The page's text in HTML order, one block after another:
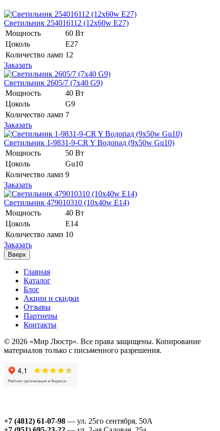
Светильник 254016112 (12x60w E27)
Мощность
60 Вт
Цоколь
E27
Количество ламп 12
Заказать
Светильник 2605/7 (7x40 G9)
Мощность
40 Вт
Цоколь
G9
Количество ламп 7
Заказать
Светильник 1-9831-9-CR Y Водопад (9x50w Gu10)
Мощность
50 Вт
Цоколь
Gu10
Количество ламп 9
Заказать
Светильник 479010310 (10х40w E14)
Мощность
40 Вт
Цоколь
E14
Количество ламп 10
Заказать
Вверх
Главная
Каталог
Блог
Акции и скидки
Отзывы
Партнеры
Контакты
© 2026 «Мир Люстр». Все права защищены. Копирование
материалов только с письменного разрешения.
+7 (4812) 61-07-98 — ул. 25го сентября, 50А